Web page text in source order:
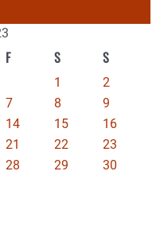
F S S
1
2
7 8
9
14 15
16
21 22
23
28 29
30